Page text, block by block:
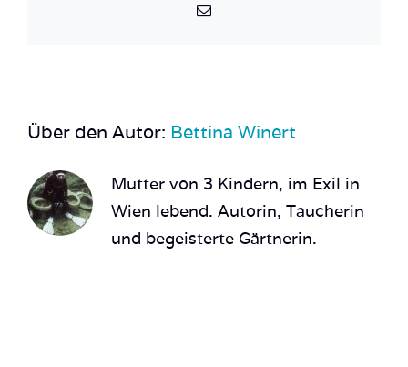
E-
Über den Autor: Bettina Winert
Mutter von 3 Kindern, im Exil in
Wien lebend. Autorin, Taucherin
und begeisterte Gärtnerin.